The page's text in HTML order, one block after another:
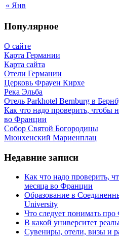
« Янв
Популярное
О сайте
Карта Германии
Карта сайта
Отели Германии
Церковь Фрауен Кирхе
Река Эльба
Отель Parkhotel Bernburg в
Как что надо проверить, чтобы
во Франции
Собор Святой Богородицы
Мюнхенский Мариенплац
Недавние записи
Как что надо проверить,
месяца во Франции
Образование в
University
Что следует понимать
В какой университет
Сувениры, отели, визы и